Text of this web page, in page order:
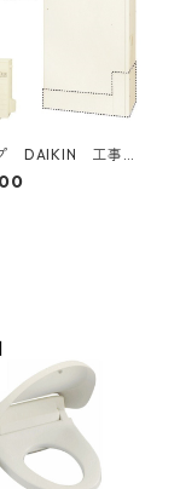
DAIKIN 工事費
対象機種